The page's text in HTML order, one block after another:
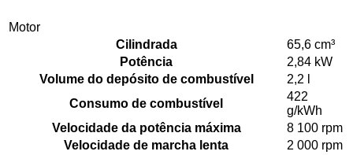
Motor
Cilindrada
65,6 cm³
Potência
2,84 kW
Volume do depósito de combustível
2,2 l
Consumo de combustível
422
g/kWh
Velocidade da potência máxima
8 100 rpm
Velocidade de marcha lenta
2 000 rpm